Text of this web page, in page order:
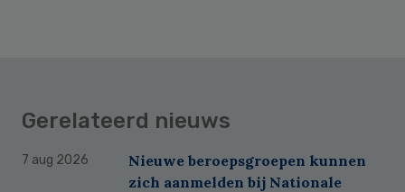
Gerelateerd nieuws
7 aug 2026
Nieuwe beroepsgroepen kunnen
zich aanmelden bij Nationale